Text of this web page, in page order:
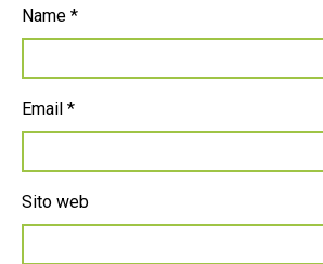
Name *
Email *
Sito web